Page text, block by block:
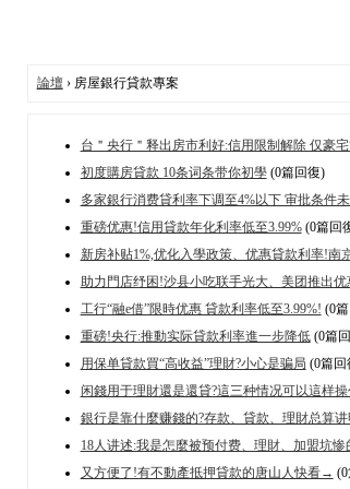
論壇› 房屋銀行貸款專案
台＂央行＂释出房市利好:信用限制解除 仅豪
初度購房貸款 10条词条带你初學(0篇回復)
多家銀行消费貸利率下调至4%以下 审批条件
重磅优惠!信用貸款年化利率低至3.99%(0篇回
新房补贴1%,优化入學政策、优惠貸款利率!南
助力門店纾困!沙县小吃联手光大、美团推出优
工行“融e借”限時优惠 貸款利率低至3.99%! (0
重磅!央行:推動实际貸款利率進一步降低(0篇
用保单貸款買“高收益”理財?小心是骗局 (0篇回
闲錢用于理財還是還貸?這三种情况可以這样操
銀行是靠什麼赚錢的?存款、貸款、理財总算讲
18人讲述:我是怎麼被预付费、理財、加盟坑惨
又方便了!有不動產抵押貸款的唐山人快看→